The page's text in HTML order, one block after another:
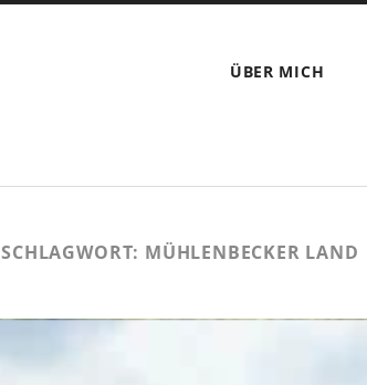
ÜBER MICH
SCHLAGWORT: MÜHLENBECKER LAND